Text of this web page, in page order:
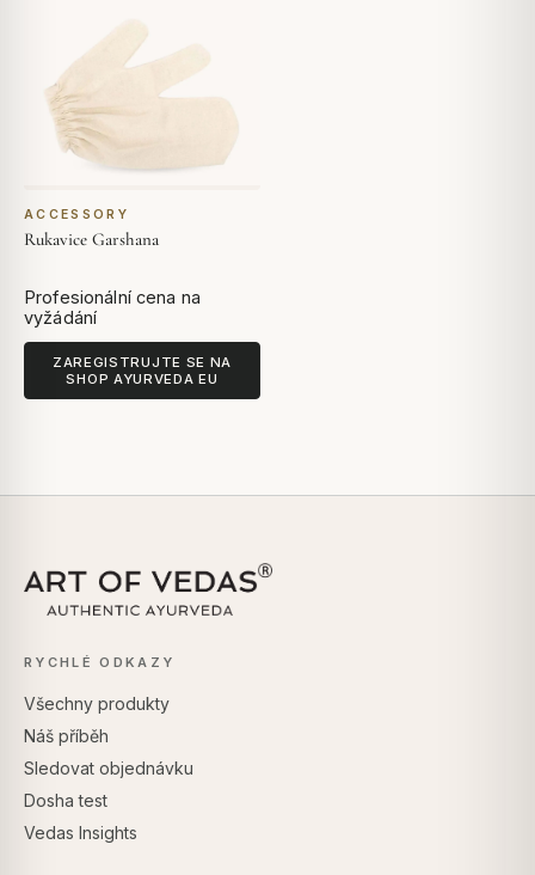
ACCESSORY
Rukavice Garshana
Profesionální cena na
vyžádání
ZAREGISTRUJTE SE NA
SHOP AYURVEDA EU
RYCHLÉ ODKAZY
Všechny produkty
Náš příběh
Sledovat objednávku
Dosha test
Vedas Insights